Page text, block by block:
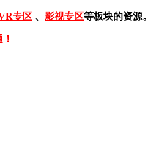
专区 、 影视专区等板块的资源。